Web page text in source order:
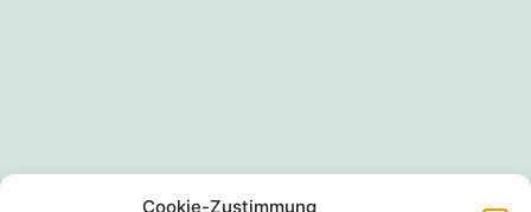
Cookie-Zustimmung